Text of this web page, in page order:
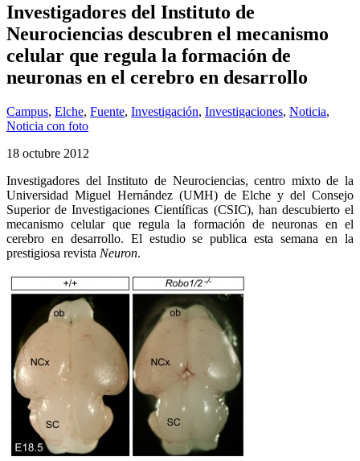
Investigadores del Instituto de
Neurociencias descubren el mecanismo
celular que regula la formación de
neuronas en el cerebro en desarrollo
Campus, Elche, Fuente, Investigación, Investigaciones, Noticia,
Noticia con foto
18 octubre 2012
Investigadores del Instituto de Neurociencias, centro mixto de la
Universidad Miguel Hernández (UMH) de Elche y del Consejo
Superior de Investigaciones Científicas (CSIC), han descubierto el
mecanismo celular que regula la formación de neuronas en el
cerebro en desarrollo. El estudio se publica esta semana en la
prestigiosa revista Neuron.